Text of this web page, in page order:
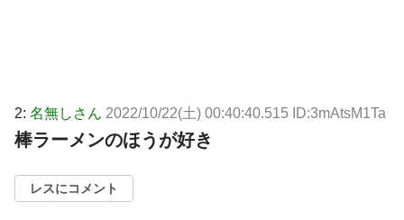
2: 名無しさん 2022/10/22(土) 00:40:40.515 ID:3mAtsM1Ta
棒ラーメンのほうが好き
レスにコメント